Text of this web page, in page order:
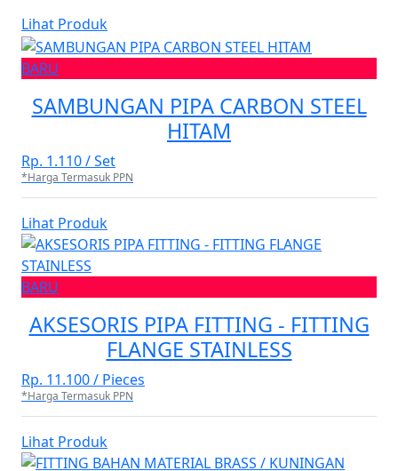
Lihat Produk
BARU
SAMBUNGAN PIPA CARBON STEEL
HITAM
Rp. 1.110 / Set
*Harga Termasuk PPN
Lihat Produk
BARU
AKSESORIS PIPA FITTING - FITTING
FLANGE STAINLESS
Rp. 11.100 / Pieces
*Harga Termasuk PPN
Lihat Produk